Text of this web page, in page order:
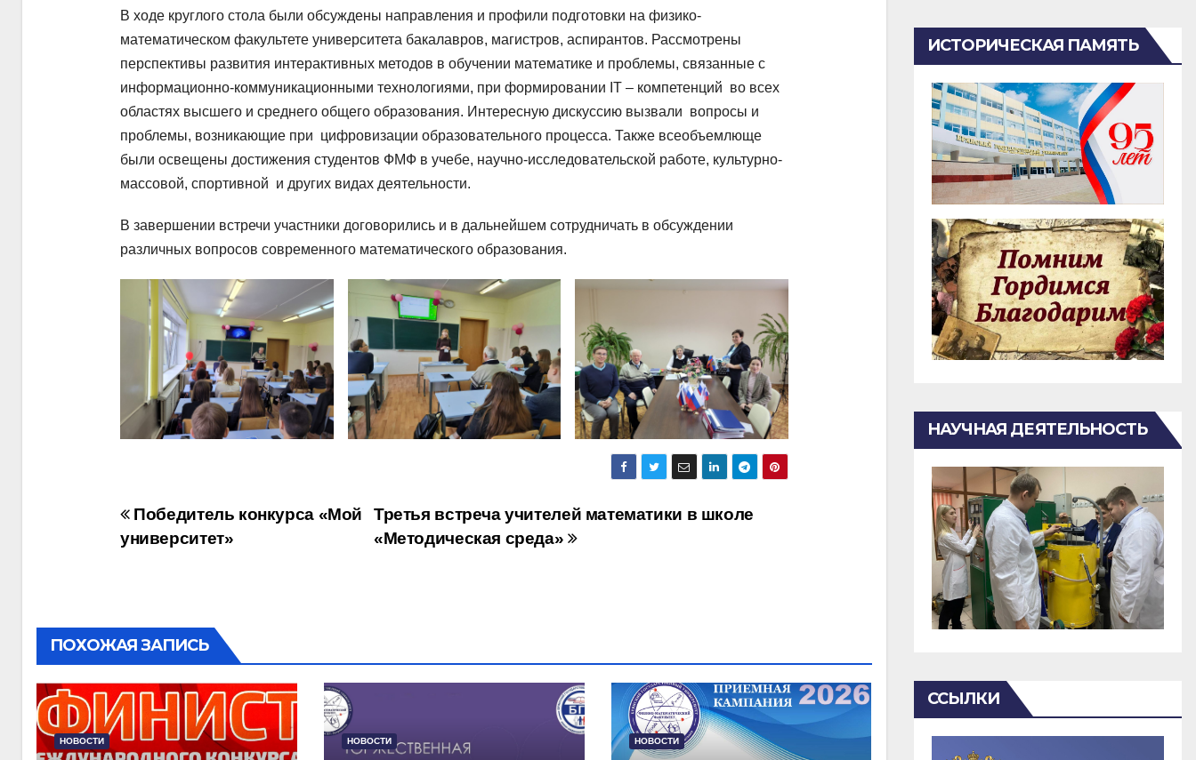
В ходе круглого стола были обсуждены направления и профили подготовки на физико-
математическом факультете университета бакалавров, магистров, аспирантов. Рассмотрены
перспективы развития интерактивных методов в обучении математике и проблемы, связанные с
информационно-коммуникационными технологиями, при формировании IT – компетенций во всех
областях высшего и среднего общего образования. Интересную дискуссию вызвали вопросы и
проблемы, возникающие при цифровизации образовательного процесса. Также всеобъемлюще
были освещены достижения студентов ФМФ в учебе, научно-исследовательской работе, культурно-
массовой, спортивной и других видах деятельности.
В завершении встречи участники договорились и в дальнейшем сотрудничать в обсуждении
различных вопросов современного математического образования.
Навигация
по
Третья встреча учителей математики в школе
«Методическая среда»
Победитель конкурса «Мой
университет»
ПОХОЖАЯ ЗАПИСЬ
НОВОСТИ НОВОСТИ НОВОСТИ
ИСТОРИЧЕСКАЯ ПАМЯТЬ
НАУЧНАЯ ДЕЯТЕЛЬНОСТЬ
ССЫЛКИ